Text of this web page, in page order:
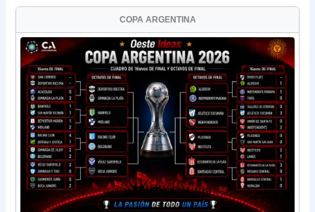
COPA ARGENTINA